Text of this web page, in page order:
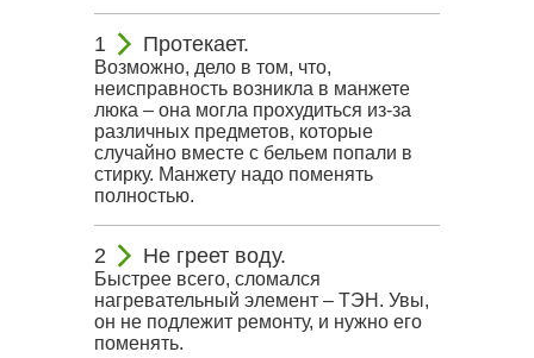
Протекает.
Возможно, дело в том, что,
неисправность возникла в манжете
люка – она могла прохудиться из-за
различных предметов, которые
случайно вместе с бельем попали в
стирку. Манжету надо поменять
полностью.
Не греет воду.
Быстрее всего, сломался
нагревательный элемент – ТЭН. Увы,
он не подлежит ремонту, и нужно его
поменять.